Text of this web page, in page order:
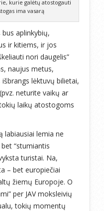
kurie galėtų atostogauti
ima vasarą
aplinkybių,
ir kitiems, ir jos
nori daugelis”
naujus metus,
lėktuvų bilietai,
neturite vaikų ar
laikų atostogoms
labiausiai lemia ne
“stumiantis
turistai. Na,
– bet europiečiai
žiemų Europoje. O
per JAV moksleivių
tokių momentų